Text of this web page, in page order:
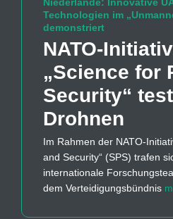
Technologien im
demonstriert
NATO-
„Science for
Security“
Drohnen
Im Rahmen der NATO-
and Security“ (SPS) trafen
internationale
dem Verteidigungsbündnis